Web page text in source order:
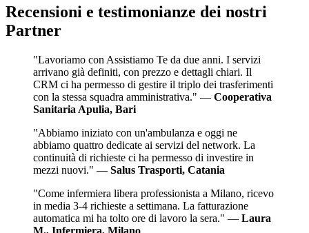
Recensioni e testimonianze dei nostri
Partner
"Lavoriamo con Assistiamo Te da due anni. I servizi
arrivano già definiti, con prezzo e dettagli chiari. Il
CRM ci ha permesso di gestire il triplo dei trasferimenti
con la stessa squadra amministrativa." — Cooperativa
Sanitaria Apulia, Bari
"Abbiamo iniziato con un'ambulanza e oggi ne
abbiamo quattro dedicate ai servizi del network. La
continuità di richieste ci ha permesso di investire in
mezzi nuovi." — Salus Trasporti, Catania
"Come infermiera libera professionista a Milano, ricevo
in media 3-4 richieste a settimana. La fatturazione
automatica mi ha tolto ore di lavoro la sera." — Laura
M., Infermiera, Milano